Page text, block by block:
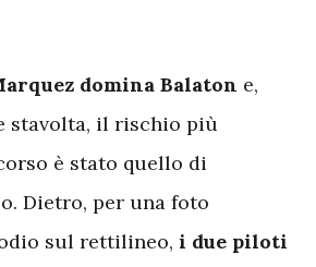
domina Balaton e,
stavolta, il rischio più
è stato quello di
Dietro, per una foto
sul rettilineo, i due piloti